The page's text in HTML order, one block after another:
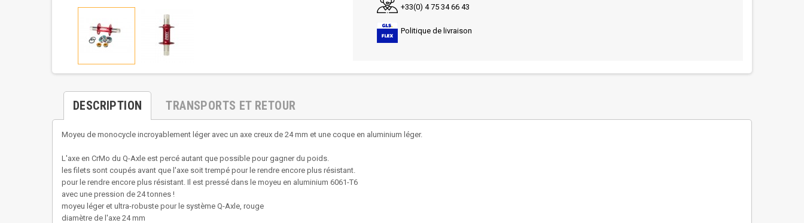
+33(0) 4 75 34 66 43
Politique de livraison
DESCRIPTION TRANSPORTS ET RETOUR
Moyeu de monocycle incroyablement léger avec un axe creux de 24 mm et une coque en aluminium léger.
L'axe en CrMo du Q-Axle est percé autant que possible pour gagner du poids.
les filets sont coupés avant que l'axe soit trempé pour le rendre encore plus résistant.
pour le rendre encore plus résistant. Il est pressé dans le moyeu en aluminium 6061-T6
avec une pression de 24 tonnes !
moyeu léger et ultra-robuste pour le système Q-Axle, rouge
diamètre de l'axe 24 mm